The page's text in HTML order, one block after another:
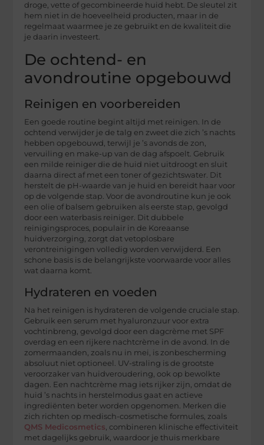
droge, vette of gecombineerde huid hebt. De sleutel zit
hem niet in de hoeveelheid producten, maar in de
regelmaat waarmee je ze gebruikt en de kwaliteit die
je daarin investeert.
De ochtend- en
avondroutine opgebouwd
Reinigen en voorbereiden
Een goede routine begint altijd met reinigen. In de
ochtend verwijder je de talg en zweet die zich ’s nachts
hebben opgebouwd, terwijl je ’s avonds de zon,
vervuiling en make-up van de dag afspoelt. Gebruik
een milde reiniger die de huid niet uitdroogt en sluit
daarna direct af met een toner of gezichtswater. Dit
herstelt de pH-waarde van je huid en bereidt haar voor
op de volgende stap. Voor de avondroutine kun je ook
een olie of balsem gebruiken als eerste stap, gevolgd
door een waterbasis reiniger. Dit dubbele
reinigingsproces, populair in de Koreaanse
huidverzorging, zorgt dat vetoplosbare
verontreinigingen volledig worden verwijderd. Een
schone basis is de belangrijkste voorwaarde voor alles
wat daarna komt.
Hydrateren en voeden
Na het reinigen is hydrateren de volgende cruciale stap.
Gebruik een serum met hyaluronzuur voor extra
vochtinbreng, gevolgd door een dagcrème met SPF
overdag en een rijkere nachtcrème in de avond. In de
zomermaanden, zoals nu in mei, is zonbescherming
absoluut niet optioneel. UV-straling is de grootste
veroorzaker van huidveroudering, ook op bewolkte
dagen. Een nachtcrème mag iets rijker zijn, omdat de
huid ’s nachts in herstelmodus gaat en actieve
ingrediënten beter worden opgenomen. Merken die
zich richten op medisch-cosmetische formules, zoals
QMS Medicosmetics, combineren klinische effectiviteit
met dagelijks gebruik, waardoor je thuis merkbare